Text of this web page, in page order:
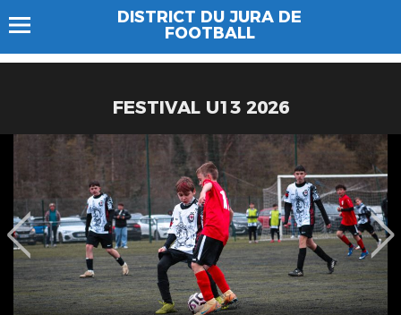
DISTRICT DU JURA DE
FOOTBALL
FESTIVAL U13 2026